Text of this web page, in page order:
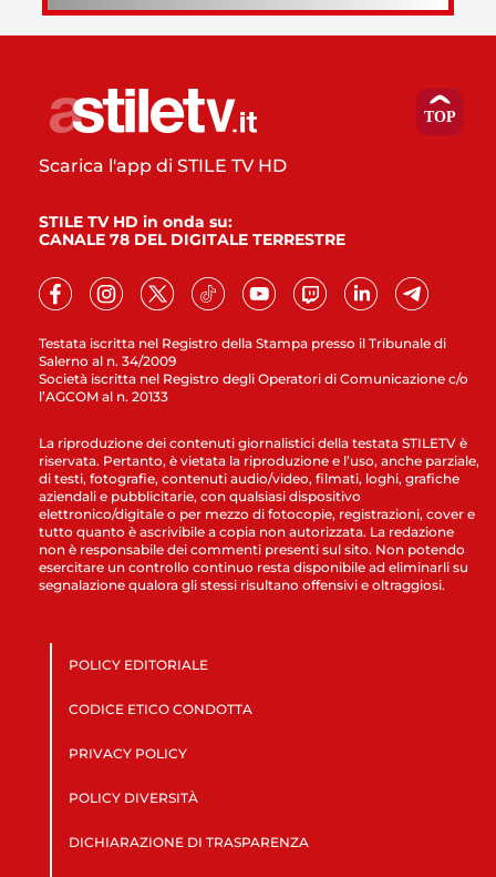
Testata iscritta nel Registro della Stampa presso il Tribunale di
Salerno al n. 34/2009
Società iscritta nel Registro degli Operatori di Comunicazione c/o
l’AGCOM al n. 20133
Scarica l'app di STILE TV HD
STILE TV HD in onda su:
CANALE 78 DEL DIGITALE TERRESTRE
La riproduzione dei contenuti giornalistici della testata STILETV è
riservata. Pertanto, è vietata la riproduzione e l’uso, anche parziale,
di testi, fotografie, contenuti audio/video, filmati, loghi, grafiche
aziendali e pubblicitarie, con qualsiasi dispositivo
elettronico/digitale o per mezzo di fotocopie, registrazioni, cover e
tutto quanto è ascrivibile a copia non autorizzata. La redazione
non è responsabile dei commenti presenti sul sito. Non potendo
esercitare un controllo continuo resta disponibile ad eliminarli su
segnalazione qualora gli stessi risultano offensivi e oltraggiosi.
POLICY EDITORIALE
CODICE ETICO CONDOTTA
PRIVACY POLICY
POLICY DIVERSITÀ
DICHIARAZIONE DI TRASPARENZA